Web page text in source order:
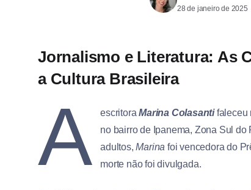
28 de janeiro de 2025
Jornalismo e Literatura: As
a Cultura Brasileira
A escritoraMarina Colasantifaleceu
no bairro de Ipanema, Zona Sul
adultos,Marina foi vencedora do
morte não foi divulgada.